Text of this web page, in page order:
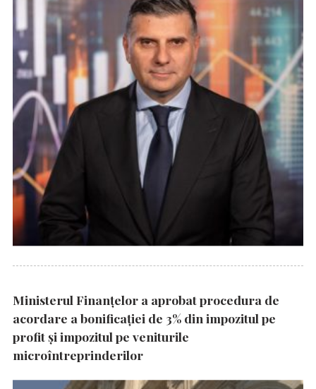
Ministerul Finanțelor a aprobat procedura de
acordare a bonificației de 3% din impozitul pe
profit și impozitul pe veniturile
microîntreprinderilor